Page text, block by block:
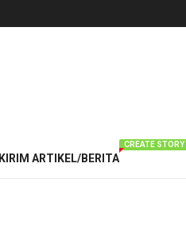
KIRIM ARTIKEL/BERITA
CREATE STORY